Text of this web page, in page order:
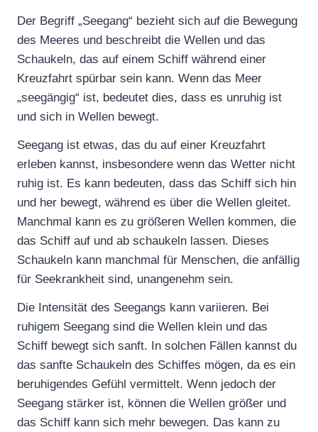
Der Begriff „Seegang“ bezieht sich auf die Bewegung
des Meeres und beschreibt die Wellen und das
Schaukeln, das auf einem Schiff während einer
Kreuzfahrt spürbar sein kann. Wenn das Meer
„seegängig“ ist, bedeutet dies, dass es unruhig ist
und sich in Wellen bewegt.
Seegang ist etwas, das du auf einer Kreuzfahrt
erleben kannst, insbesondere wenn das Wetter nicht
ruhig ist. Es kann bedeuten, dass das Schiff sich hin
und her bewegt, während es über die Wellen gleitet.
Manchmal kann es zu größeren Wellen kommen, die
das Schiff auf und ab schaukeln lassen. Dieses
Schaukeln kann manchmal für Menschen, die anfällig
für Seekrankheit sind, unangenehm sein.
Die Intensität des Seegangs kann variieren. Bei
ruhigem Seegang sind die Wellen klein und das
Schiff bewegt sich sanft. In solchen Fällen kannst du
das sanfte Schaukeln des Schiffes mögen, da es ein
beruhigendes Gefühl vermittelt. Wenn jedoch der
Seegang stärker ist, können die Wellen größer und
das Schiff kann sich mehr bewegen. Das kann zu